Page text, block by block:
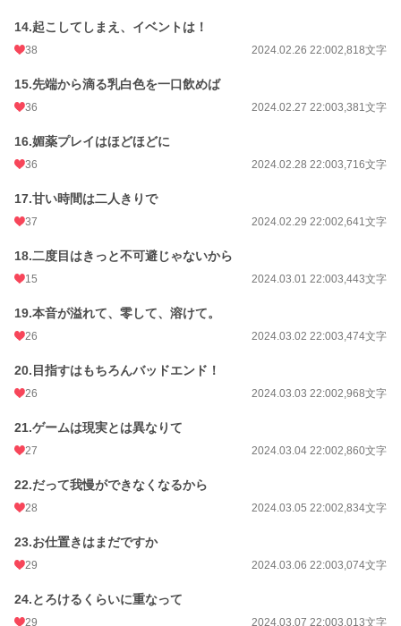
14.起こしてしまえ、イベントは！
38 2024.02.26 22:002,818文字
15.先端から滴る乳白色を一口飲めば
36 2024.02.27 22:003,381文字
16.媚薬プレイはほどほどに
36 2024.02.28 22:003,716文字
17.甘い時間は二人きりで
37 2024.02.29 22:002,641文字
18.二度目はきっと不可避じゃないから
15 2024.03.01 22:003,443文字
19.本音が溢れて、零して、溶けて。
26 2024.03.02 22:003,474文字
20.目指すはもちろんバッドエンド！
26 2024.03.03 22:002,968文字
21.ゲームは現実とは異なりて
27 2024.03.04 22:002,860文字
22.だって我慢ができなくなるから
28 2024.03.05 22:002,834文字
23.お仕置きはまだですか
29 2024.03.06 22:003,074文字
24.とろけるくらいに重なって
29 2024.03.07 22:003,013文字